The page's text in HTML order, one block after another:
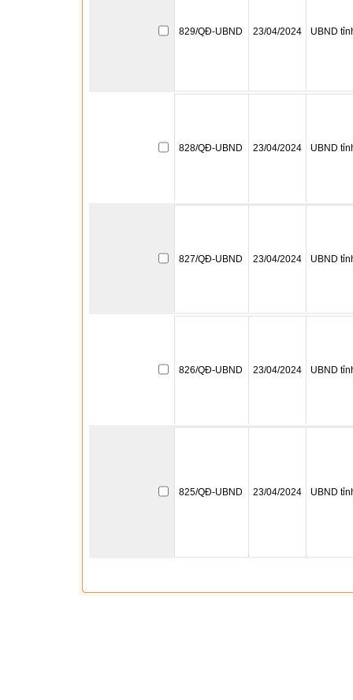
829/QĐ-UBND 23/04/2024 UBND
828/QĐ-UBND 23/04/2024 UBND
827/QĐ-UBND 23/04/2024 UBND
826/QĐ-UBND 23/04/2024 UBND
825/QĐ-UBND 23/04/2024 UBND